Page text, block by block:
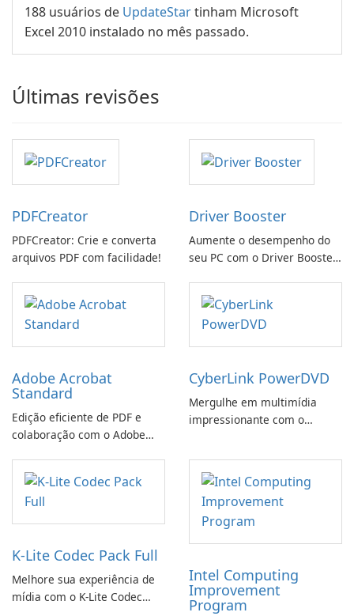
188 usuários de UpdateStartinham Microsoft
Excel 2010 instalado no mês passado.
Últimas revisões
PDFCreator
PDFCreator: Crie e converta
arquivos PDF com facilidade!
Driver Booster
Aumente o desempenho do
seu PC com o Driver Booster
Adobe Acrobat
Standard
Edição eficiente de PDF e
colaboração com o Adobe
CyberLink PowerDVD
Mergulhe em multimídia
impressionante com o
K-Lite Codec Pack Full
Melhore sua experiência de
mídia com o K-Lite Codec
Intel Computing
Improvement
Program